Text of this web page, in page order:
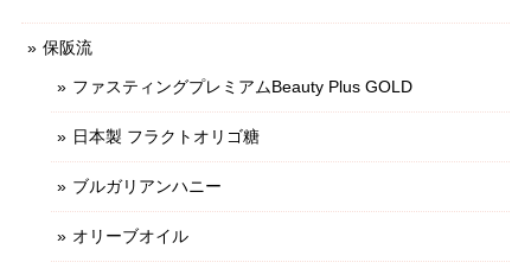
保阪流
ファスティングプレミアムBeauty Plus GOLD
日本製 フラクトオリゴ糖
ブルガリアンハニー
オリーブオイル